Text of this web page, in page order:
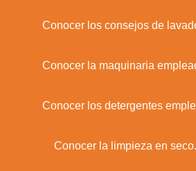
Conocer los consejos de
Conocer la maquinaria
Conocer los detergentes
Conocer la limpieza en seco.